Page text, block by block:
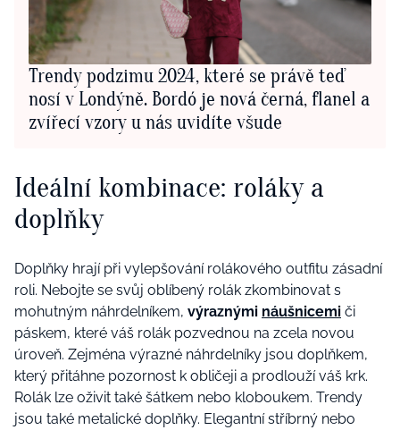
Trendy podzimu 2024, které se právě teď
nosí v Londýně. Bordó je nová černá, flanel a
zvířecí vzory u nás uvidíte všude
Ideální kombinace: roláky a
doplňky
Doplňky hrají při vylepšování rolákového outfitu zásadní
roli. Nebojte se svůj oblíbený rolák zkombinovat s
mohutným náhrdelníkem, výraznými náušnicemi či
páskem, které váš rolák pozvednou na zcela novou
úroveň. Zejména výrazné náhrdelníky jsou doplňkem,
který přitáhne pozornost k obličeji a prodlouží váš krk.
Rolák lze oživit také šátkem nebo kloboukem. Trendy
jsou také metalické doplňky. Elegantní stříbrný nebo